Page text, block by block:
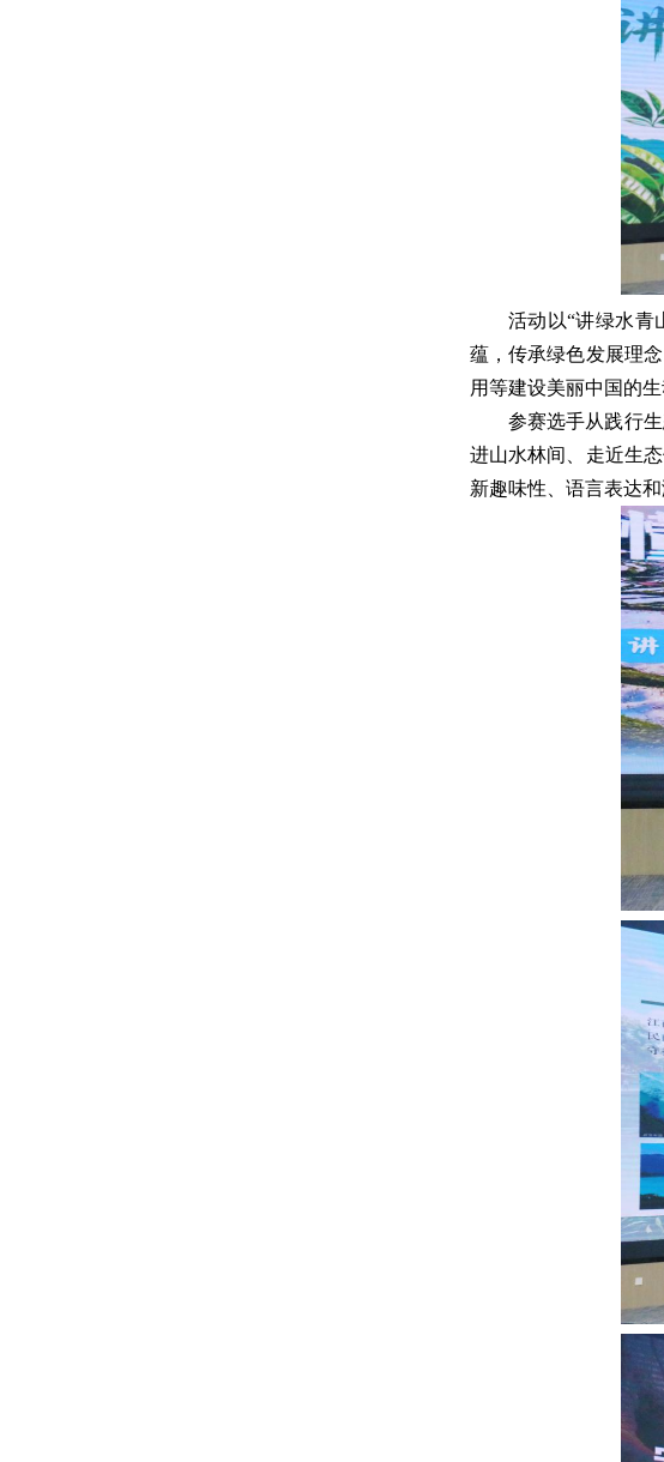
活动以“讲绿水青
蕴，传承绿色发展理
用等建设美丽中国的
参赛选手从践行
进山水林间、走近生
新趣味性、语言表达